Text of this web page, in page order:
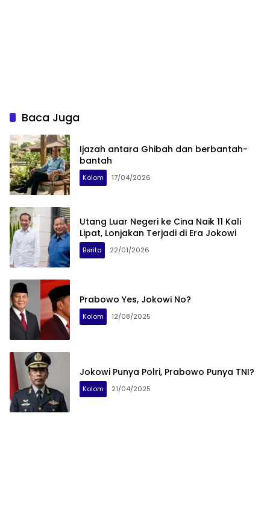
Baca Juga
Ijazah antara Ghibah dan berbantah-
bantah
Kolom 17/04/2026
Utang Luar Negeri ke Cina Naik 11 Kali
Lipat, Lonjakan Terjadi di Era Jokowi
Berita 22/01/2026
Prabowo Yes, Jokowi No?
Kolom 12/08/2025
Jokowi Punya Polri, Prabowo Punya TNI?
Kolom 21/04/2025